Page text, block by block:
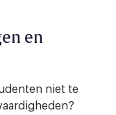
en
niet te